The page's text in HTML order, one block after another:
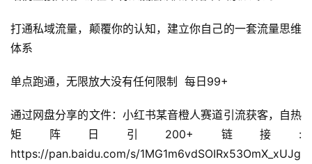
打通私域流量，颠覆你的认知，建立你自己的一套流量思维
体系
单点跑通，无限放大没有任何限制  每日99+
通过网盘分享的文件：小红书某音橙人赛道引流获客，自热
矩阵日引200+链接:
https://pan.baidu.com/s/1MG1m6vdSOIRx53OmX_xUJg